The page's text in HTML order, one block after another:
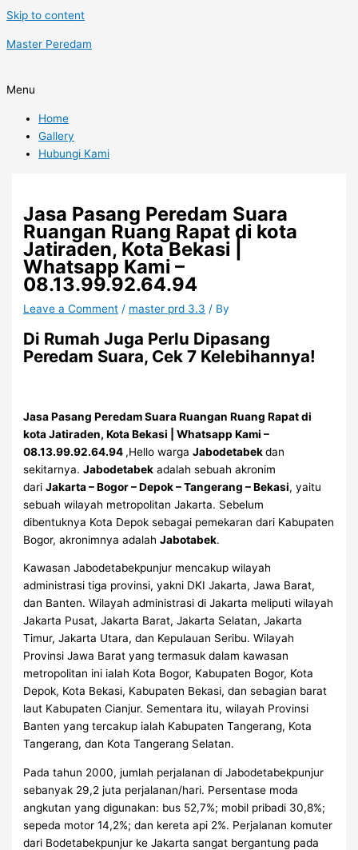
Skip to content
Master Peredam
Menu
Home
Gallery
Hubungi Kami
Jasa Pasang Peredam Suara
Ruangan Ruang Rapat di kota
Jatiraden, Kota Bekasi |
Whatsapp Kami –
08.13.99.92.64.94
Leave a Comment / master prd 3.3 / By
Di Rumah Juga Perlu Dipasang
Peredam Suara, Cek 7 Kelebihannya!
Jasa Pasang Peredam Suara Ruangan Ruang Rapat di
kota Jatiraden, Kota Bekasi | Whatsapp Kami –
08.13.99.92.64.94 ,Hello wargaJabodetabekdan
sekitarnya.Jabodetabek adalah sebuah akronim
dariJakarta – Bogor – Depok – Tangerang – Bekasi, yaitu
sebuah wilayah metropolitan Jakarta. Sebelum
dibentuknya Kota Depok sebagai pemekaran dari Kabupaten
Bogor, akronimnya adalahJabotabek.
Kawasan Jabodetabekpunjur mencakup wilayah
administrasi tiga provinsi, yakni DKI Jakarta, Jawa Barat,
dan Banten. Wilayah administrasi di Jakarta meliputi wilayah
Jakarta Pusat, Jakarta Barat, Jakarta Selatan, Jakarta
Timur, Jakarta Utara, dan Kepulauan Seribu. Wilayah
Provinsi Jawa Barat yang termasuk dalam kawasan
metropolitan ini ialah Kota Bogor, Kabupaten Bogor, Kota
Depok, Kota Bekasi, Kabupaten Bekasi, dan sebagian barat
laut Kabupaten Cianjur. Sementara itu, wilayah Provinsi
Banten yang tercakup ialah Kabupaten Tangerang, Kota
Tangerang, dan Kota Tangerang Selatan.
Pada tahun 2000, jumlah perjalanan di Jabodetabekpunjur
sebanyak 29,2 juta perjalanan/hari. Persentase moda
angkutan yang digunakan: bus 52,7%; mobil pribadi 30,8%;
sepeda motor 14,2%; dan kereta api 2%. Perjalanan komuter
dari Bodetabekpunjur ke Jakarta sangat bergantung pada